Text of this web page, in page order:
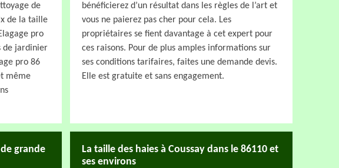
de
de la taille
pro
de jardinier
pro 86
même
bénéficierez d’un résultat dans les règles de l’art et
vous ne paierez pas cher pour cela. Les
propriétaires se fient davantage à cet expert pour
ces raisons. Pour de plus amples informations sur
ses conditions tarifaires, faites une demande devis.
Elle est gratuite et sans engagement.
grande
La taille des haies à Coussay dans le 86110 et
ses environs